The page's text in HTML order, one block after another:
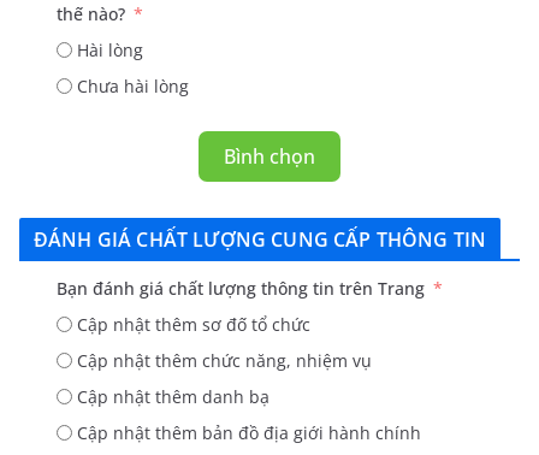
thế nào?
Hài lòng
Chưa hài lòng
Bình chọn
ĐÁNH GIÁ CHẤT LƯỢNG CUNG CẤP THÔNG TIN
Bạn đánh giá chất lượng thông tin trên Trang
Cập nhật thêm sơ đố tổ chức
Cập nhật thêm chức năng, nhiệm vụ
Cập nhật thêm danh bạ
Cập nhật thêm bản đồ địa giới hành chính